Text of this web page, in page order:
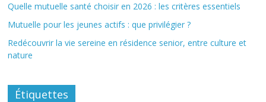
Quelle mutuelle santé choisir en 2026 : les critères essentiels
Mutuelle pour les jeunes actifs : que privilégier ?
Redécouvrir la vie sereine en résidence senior, entre culture et
nature
Étiquettes